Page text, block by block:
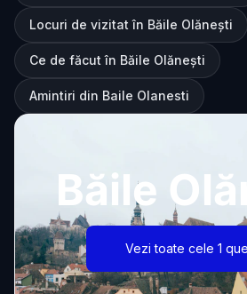
Locuri de vizitat în Băile Olănești
Ce de făcut în Băile Olănești
Amintiri din Baile Olanesti
Băile
Vezi toate cele 1